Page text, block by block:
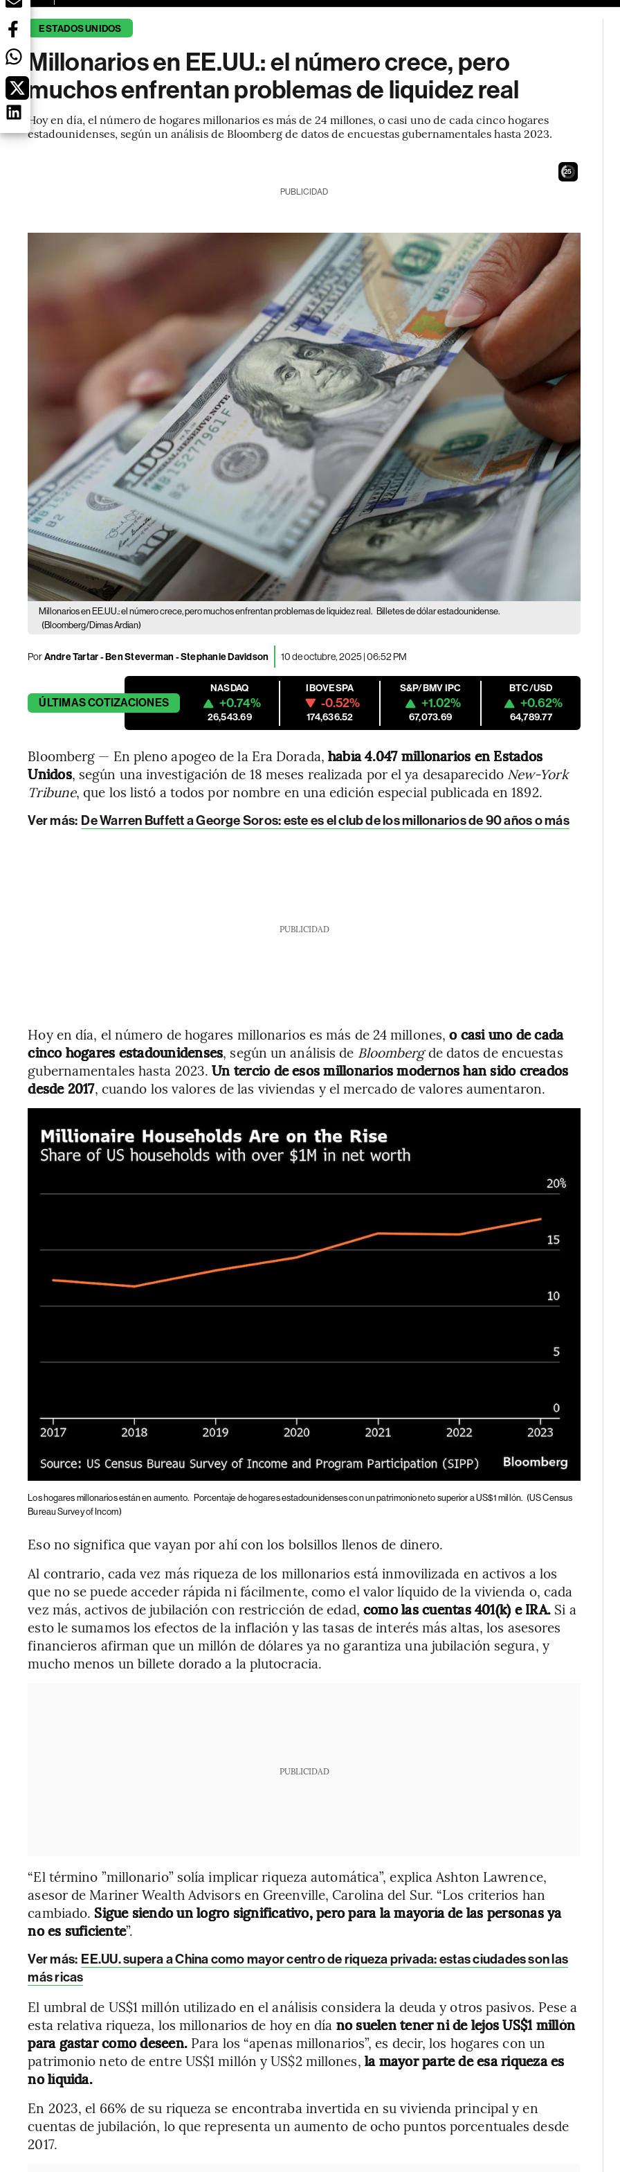
ESTADOS UNIDOS
Millonarios en EE.UU.: el número crece, pero
muchos enfrentan problemas de liquidez real
Hoy en día, el número de hogares millonarios es más de 24 millones, o casi uno de cada cinco hogares
estadounidenses, según un análisis de Bloomberg de datos de encuestas gubernamentales hasta 2023.
24
PUBLICIDAD
Millonarios en EE.UU.: el número crece, pero muchos enfrentan problemas de liquidez real. Billetes de dólar estadounidense.
(Bloomberg/Dimas Ardian)
PorAndre Tartar - Ben Steverman - Stephanie Davidson 10 de octubre, 2025 | 06:52 PM
ÚLTIMASCOTIZACIONES
NASDAQ
+0.74%
26,543.69
IBOVESPA
-0.52%
174,636.52
S&P/BMV IPC
+1.02%
67,073.69
BTC/USD
+0.62%
64,789.77
Bloomberg — En pleno apogeo de la Era Dorada, había 4.047 millonarios en Estados
Unidos, según una investigación de 18 meses realizada por el ya desaparecido New-York
Tribune, que los listó a todos por nombre en una edición especial publicada en 1892.
Ver más: De Warren Buffett a George Soros: este es el club de los millonarios de 90 años o más
PUBLICIDAD
Hoy en día, el número de hogares millonarios es más de 24 millones,o casi uno de cada
cinco hogares estadounidenses, según un análisis de Bloombergde datos de encuestas
gubernamentales hasta 2023.Un tercio de esos millonarios modernos han sido creados
desde 2017, cuando los valores de las viviendas y el mercado de valores aumentaron.
Los hogares millonarios están en aumento. Porcentaje de hogares estadounidenses con un patrimonio neto superior a US$1 millón. (US Census
Bureau Survey of Incom)
Eso no significa que vayan por ahí con los bolsillos llenos de dinero.
Al contrario, cada vez más riqueza de los millonarios está inmovilizada en activos a los
que no se puede acceder rápida ni fácilmente, como el valor líquido de la vivienda o, cada
vez más, activos de jubilación con restricción de edad, como las cuentas 401(k) e IRA. Si a
esto le sumamos los efectos de la inflación y las tasas de interés más altas, los asesores
financieros afirman que un millón de dólares ya no garantiza una jubilación segura, y
mucho menos un billete dorado a la plutocracia.
PUBLICIDAD
“El término ”millonario” solía implicar riqueza automática”, explica Ashton Lawrence,
asesor de Mariner Wealth Advisors en Greenville, Carolina del Sur. “Los criterios han
cambiado. Sigue siendo un logro significativo, pero para la mayoría de las personas ya
no es suficiente”.
Ver más: EE.UU. supera a China como mayor centro de riqueza privada: estas ciudades son las
más ricas
El umbral de US$1 millón utilizado en el análisis considera la deuda y otros pasivos. Pese a
esta relativa riqueza, los millonarios de hoy en día no suelen tener ni de lejos US$1 millón
para gastar como deseen. Para los “apenas millonarios”, es decir, los hogares con un
patrimonio neto de entre US$1 millón y US$2 millones, la mayor parte de esa riqueza es
no líquida.
En 2023, el 66% de su riqueza se encontraba invertida en su vivienda principal y en
cuentas de jubilación, lo que representa un aumento de ocho puntos porcentuales desde
2017.